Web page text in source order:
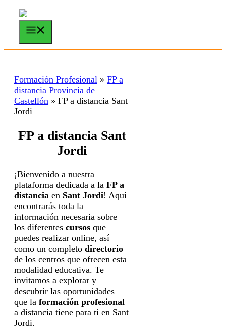
Saltar
contenido
Formación Profesional » FP a
distancia Provincia de
Castellón » FP a distancia Sant
Jordi
FP a distancia Sant
Jordi
¡Bienvenido a nuestra
plataforma dedicada a la FP a
distancia en Sant Jordi! Aquí
encontrarás toda la
información necesaria sobre
los diferentes cursos que
puedes realizar online, así
como un completo directorio
de los centros que ofrecen esta
modalidad educativa. Te
invitamos a explorar y
descubrir las oportunidades
que la formación profesional
a distancia tiene para ti en Sant
Jordi.